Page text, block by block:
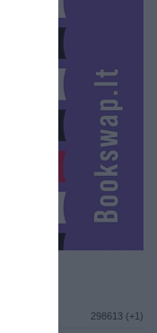
298613 (+1)